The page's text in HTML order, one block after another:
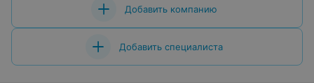
Добавить компанию
Добавить специалиста